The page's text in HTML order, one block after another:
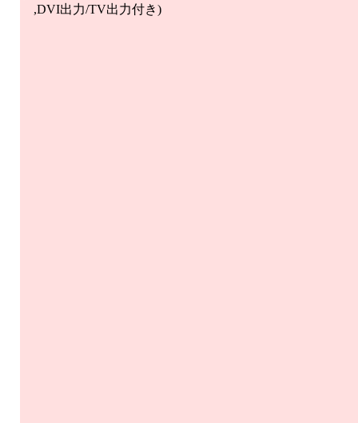
,DVI出力/TV出力付き)